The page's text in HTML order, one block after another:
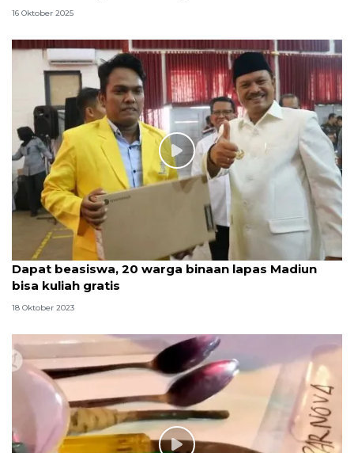
16 Oktober 2025
Dapat beasiswa, 20 warga binaan lapas Madiun
bisa kuliah gratis
18 Oktober 2023